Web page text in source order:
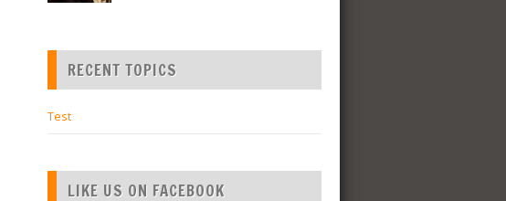
RECENT TOPICS
Test
LIKE US ON FACEBOOK